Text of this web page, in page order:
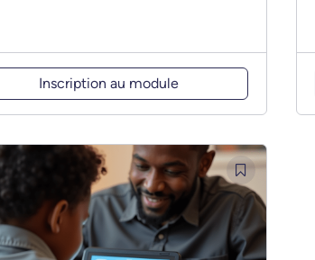
Inscription au module